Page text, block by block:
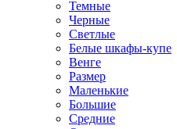
Темные
Черные
Светлые
Белые шкафы-купе
Венге
Размер
Маленькие
Большие
Средние